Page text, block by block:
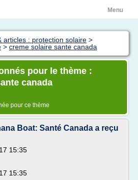
Menu
articles : protection solaire >
> creme solaire sante canada
pour le thème :
canada
pour ce thème
Boat: Santé Canada a reçu
15:35
15:35